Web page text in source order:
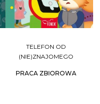
TELEFON OD
(NIE)ZNAJOMEGO
PRACA ZBIOROWA